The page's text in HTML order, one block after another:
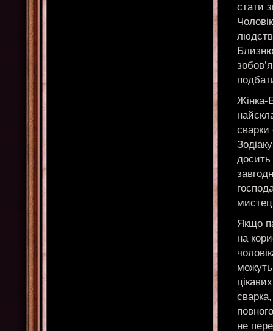
стати
Жінка-
сварки
Якщо
на
не